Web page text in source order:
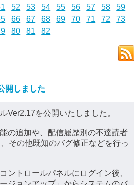
52 53 54 55 56 57 58
59
66 67 68 69 70 71 72
73
80 81 82
開しました
Ver2.17を公開いたしました。
の追加や、配信履歴別の不達読者
その他既知のバグ修正などを行っ
ントロールパネルにログイン後、